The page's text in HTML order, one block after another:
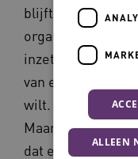
blijft bij steeds
organisatie ook
inzet maakt?
van een goed
wilt. Dit vat je in
Maar hoe kom je
dat er ook naar
ALLEEN